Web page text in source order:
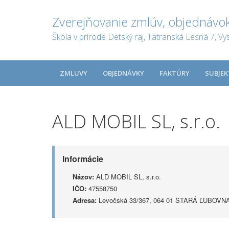
Zverejňovanie zmlúv,
Škola v prírode Detský raj, Tatranská Lesná 7,
ZMLUVY OBJEDNÁVKY FAKTÚRY
ALD MOBIL SL, s.r.o.
Informácie
Názov: ALD MOBIL SL, s.r.o.
IČO: 47558750
Adresa: Levočská 33/367, 064 01 STARÁ